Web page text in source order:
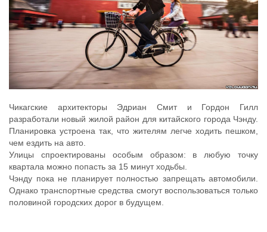
Чикагские архитекторы Эдриан Смит и Гордон Гилл
разработали новый жилой район для китайского города Чэнду.
Планировка устроена так, что жителям легче ходить пешком,
чем ездить на авто.
Улицы спроектированы особым образом: в любую точку
квартала можно попасть за 15 минут ходьбы.
Чэнду пока не планирует полностью запрещать автомобили.
Однако транспортные средства смогут воспользоваться только
половиной городских дорог в будущем.